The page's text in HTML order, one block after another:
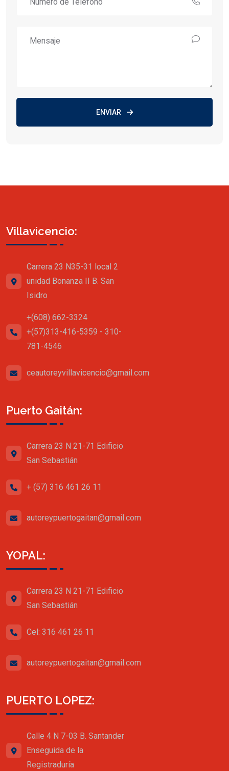
ENVIAR
Villavicencio:
Carrera 23 N35-31 local 2
unidad Bonanza II B. San
Isidro
+(608) 662-3324
+(57)313-416-5359 - 310-
781-4546
ceautoreyvillavicencio@gmail.com
Puerto Gaitán:
Carrera 23 N 21-71 Edificio
San Sebastián
+ (57) 316 461 26 11
autoreypuertogaitan@gmail.com
YOPAL:
Carrera 23 N 21-71 Edificio
San Sebastián
Cel: 316 461 26 11
autoreypuertogaitan@gmail.com
PUERTO LOPEZ:
Calle 4 N 7-03 B. Santander
Enseguida de la
Registraduría